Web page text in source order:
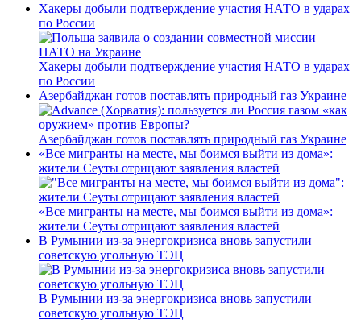
Хакеры добыли подтверждение участия НАТО в ударах
по России
Хакеры добыли подтверждение участия НАТО в ударах
по России
Азербайджан готов поставлять природный газ Украине
Азербайджан готов поставлять природный газ Украине
«Все мигранты на месте, мы боимся выйти из дома»:
жители Сеуты отрицают заявления властей
«Все мигранты на месте, мы боимся выйти из дома»:
жители Сеуты отрицают заявления властей
В Румынии из-за энергокризиса вновь запустили
советскую угольную ТЭЦ
В Румынии из-за энергокризиса вновь запустили
советскую угольную ТЭЦ